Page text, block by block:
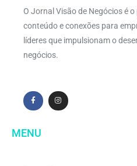
O Jornal Visão de Negócios é
conteúdo e conexões para
líderes que impulsionam o
negócios.
MENU